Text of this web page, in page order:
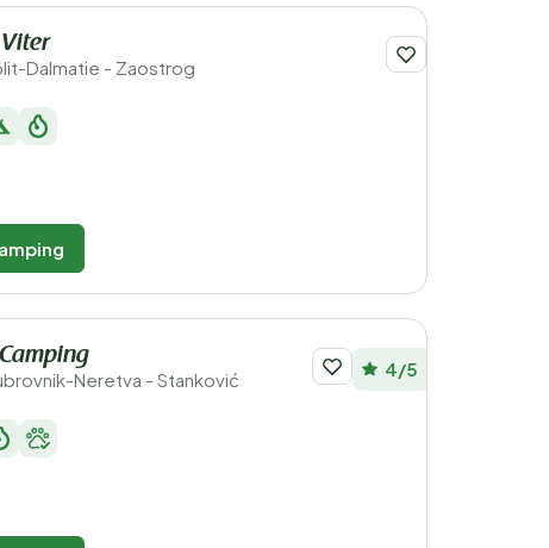
Dalmatie - Zaostrog
Neretva - Stanković 4/5